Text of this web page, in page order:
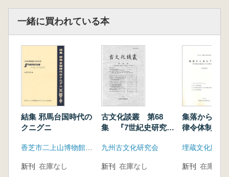
一緒に買われている本
結集 邪馬台国時代の
クニグニ
香芝市二上山博物館友の会「ふたかみ史遊会」
新刊 在庫なし
古文化談叢 第68
集 『7世紀史研究』
の集落
九州古文化研究会
新刊 在庫なし
集落から見
律令体制成
変貌
埋蔵文化財研
新刊 在庫なし